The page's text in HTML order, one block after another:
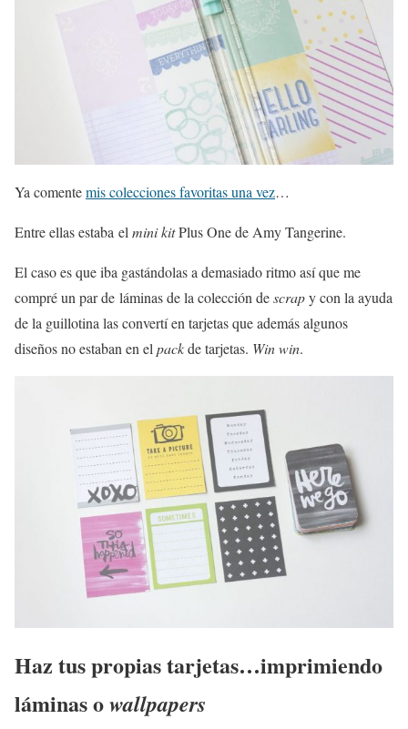
Ya comentemis colecciones favoritas una vez…
Entre ellas estaba el mini kitPlus One de Amy Tangerine.
El caso es que iba gastándolas a demasiado ritmo así que me
compré un par de láminas de la colección descrapy con la ayuda
de la guillotina las convertí en tarjetas que además algunos
diseños no estaban en el packde tarjetas. Win win.
Haz tus propias tarjetas…imprimiendo
láminas owallpapers